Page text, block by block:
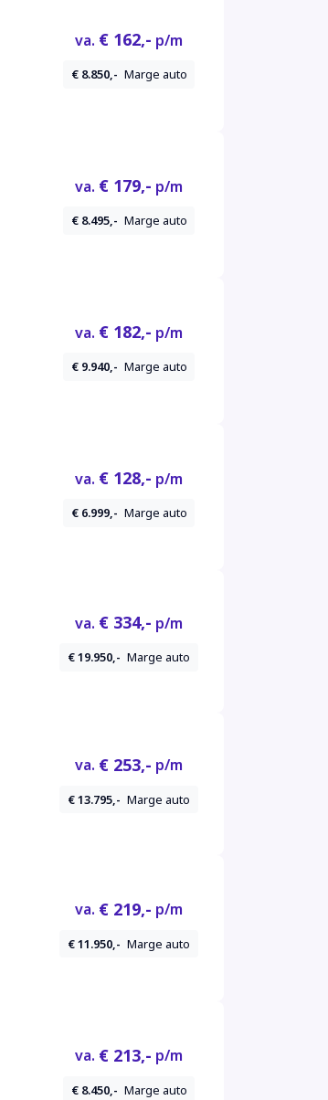
va. € 162,- p/m
€ 8.850,- Marge auto
va. € 179,- p/m
€ 8.495,- Marge auto
va. € 182,- p/m
€ 9.940,- Marge auto
va. € 128,- p/m
€ 6.999,- Marge auto
va. € 334,- p/m
€ 19.950,- Marge auto
va. € 253,- p/m
€ 13.795,- Marge auto
va. € 219,- p/m
€ 11.950,- Marge auto
va. € 213,- p/m
€ 8.450,- Marge auto